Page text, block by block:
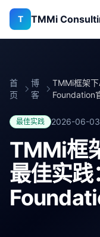
T TMMi
首
页
博
客
TMMi框架
Foundation
最佳实践 2026-06-03
TMMi框
最佳实